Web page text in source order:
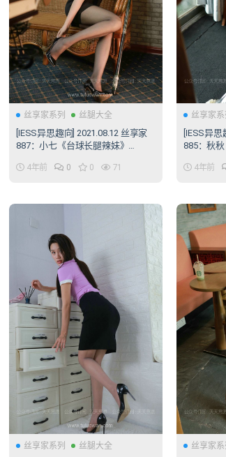
丝享家系列 丝腿大全
[IESS异思趣向] 2021.08.12 丝享家
887：小七《台球长腿辣妹》
4年前 0 0 71
丝享家系
[IESS异思
885：秋秋
4年前
丝享家系列 丝腿大全 丝享家系